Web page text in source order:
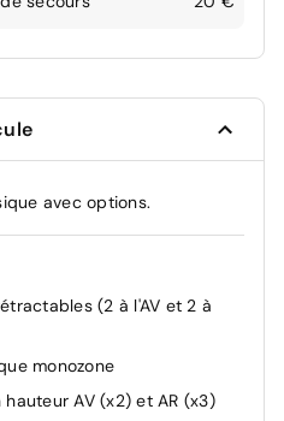
avec options.
(2 à l'AV et 2 à
monozone
AV (x2) et AR (x3)